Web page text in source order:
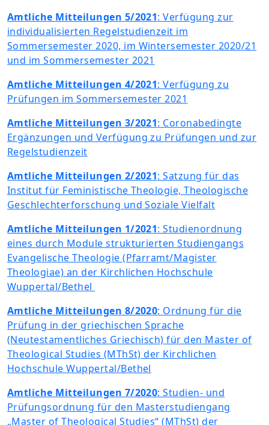
Amtliche Mitteilungen 5/2021: Verfügung zur
individualisierten Regelstudienzeit im
Sommersemester 2020, im Wintersemester 2020/21
und im Sommersemester 2021
Amtliche Mitteilungen 4/2021: Verfügung zu
Prüfungen im Sommersemester 2021
Amtliche Mitteilungen 3/2021: Coronabedingte
Ergänzungen und Verfügung zu Prüfungen und zur
Regelstudienzeit
Amtliche Mitteilungen 2/2021: Satzung für das
Institut für Feministische Theologie, Theologische
Geschlechterforschung und Soziale Vielfalt
Amtliche Mitteilungen 1/2021: Studienordnung
eines durch Module strukturierten Studiengangs
Evangelische Theologie (Pfarramt/Magister
Theologiae) an der Kirchlichen Hochschule
Wuppertal/Bethel
Amtliche Mitteilungen 8/2020: Ordnung für die
Prüfung in der griechischen Sprache
(Neutestamentliches Griechisch) für den Master of
Theological Studies (MThSt) der Kirchlichen
Hochschule Wuppertal/Bethel
Amtliche Mitteilungen 7/2020: Studien- und
Prüfungsordnung für den Masterstudiengang
„Master of Theological Studies“ (MThSt) der